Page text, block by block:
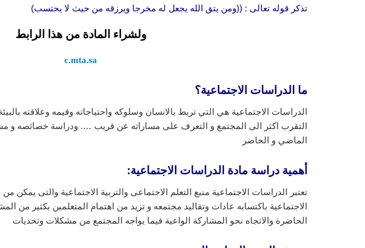
تذكر قوله تعالى : ((ومن يتق الله يجعل له مخرجا ويرزقه من حيث لا يحتسب)
ولشراء المادة من هذا الرابط
c.mta.sa
ما الدراسات الاجتماعية؟
الدراسات الاجتماعية هي التي تربط بالانسان وسلوكه واحتياجاته وقيمه وعلاقته
التقرب اكثر الى المجتمع و التعرف على مساراته عن قريب …. ودراسة خصائصه و
الماضي و الحاضر
أهمية دراسة مادة الدراسات الاجتماعية:
تعتبر الدراسات الاجتماعية منبع التعلم الاجتماعى والتربية الاجتماعية والتى يمكن
الاجتماعية باكتسابه عادات وتقاليد مجتمعه و تزيد من اهتمام المتعلمين بكثير من
الحاضرة والاتجاه نحو المشاركة الواعية فيما يواجه المجتمع من مشكلات وتحديات